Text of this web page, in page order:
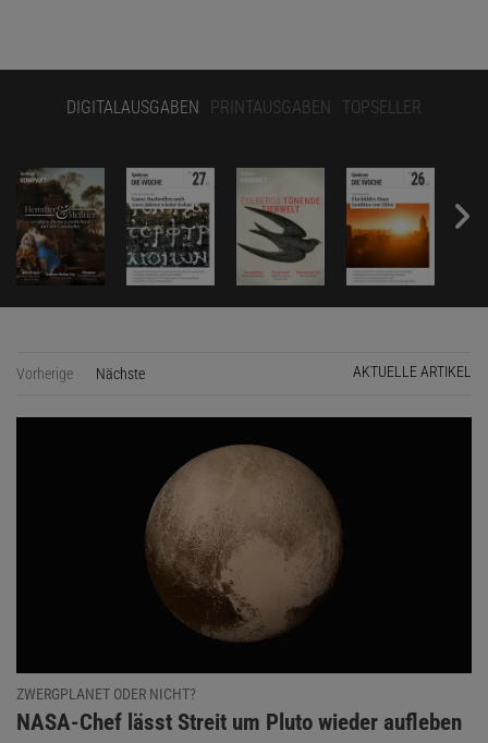
DIGITALAUSGABEN PRINTAUSGABEN TOPSELLER
Vorherige Nächste AKTUELLE ARTIKEL
ZWERGPLANET ODER NICHT?
:
NASA-Chef lässt Streit um Pluto wieder aufleben